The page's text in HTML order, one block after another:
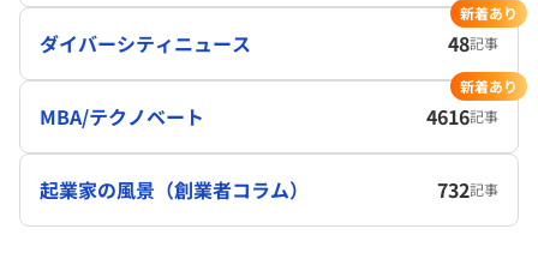
ダイバーシティニュース 48記事
新着あり
MBA/テクノベート 4616記事
新着あり
起業家の風景（創業者コラム） 732記事